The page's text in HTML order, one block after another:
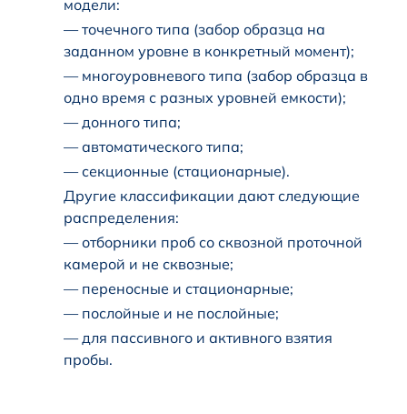
модели:
— точечного типа (забор образца на
заданном уровне в конкретный момент);
— многоуровневого типа (забор образца в
одно время с разных уровней емкости);
— донного типа;
— автоматического типа;
— секционные (стационарные).
Другие классификации дают следующие
распределения:
— отборники проб со сквозной проточной
камерой и не сквозные;
— переносные и стационарные;
— послойные и не послойные;
— для пассивного и активного взятия
пробы.